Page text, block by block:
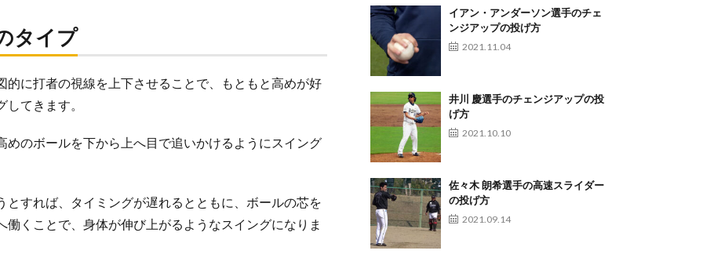
タイプ
に打者の視線を上下させることで、もともと高めが好
てきます。
のボールを下から上へ目で追いかけるようにスイング
すれば、タイミングが遅れるとともに、ボールの芯を
くことで、身体が伸び上がるようなスイングになりま
イアン・アンダーソン選手のチェ
ンジアップの投げ方
2021.11.04
井川 慶選手のチェンジアップの投
げ方
2021.10.10
佐々木 朗希選手の高速スライダー
の投げ方
2021.09.14